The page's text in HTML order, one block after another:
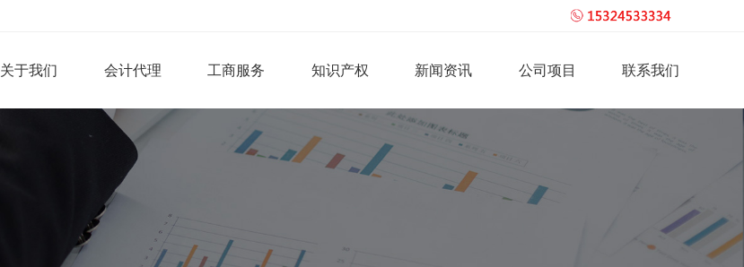
关于我们 会计代理 工商服务 知识产权 新闻资讯 公司项目 联系我们